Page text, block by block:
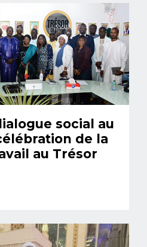
social au
de la
au Trésor